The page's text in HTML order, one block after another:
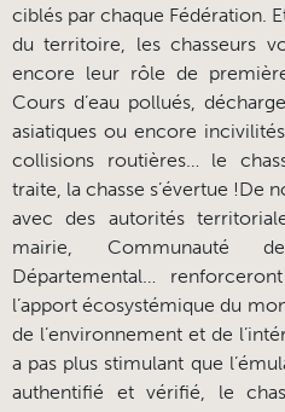
ciblés par chaque Fédération.
du territoire, les chasseurs
encore leur rôle de
Cours d’eau pollués,
asiatiques ou encore
collisions routières… le
traite, la chasse s’évertue !De
avec des autorités
mairie, Communauté
Départemental…
l’apport écosystémique du
de l’environnement et de
a pas plus stimulant que
authentifié et vérifié, le